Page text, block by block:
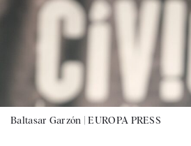
Baltasar Garzón |EUROPA PRESS